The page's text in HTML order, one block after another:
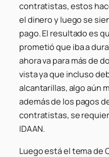
contratistas, estos
el dinero y luego se
pago. El resultado es
prometió que iba a
ahora va para más de
vista ya que incluso
alcantarillas, algo aún
además de los pagos
contratistas, se
IDAAN.
Luego está el tema de